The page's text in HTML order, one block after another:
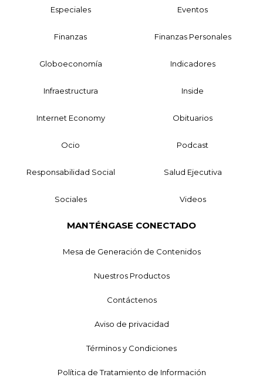
Especiales Eventos
Finanzas Finanzas Personales
Globoeconomía Indicadores
Infraestructura Inside
Internet Economy Obituarios
Ocio Podcast
Responsabilidad Social Salud Ejecutiva
Sociales Videos
MANTÉNGASE CONECTADO
Mesa de Generación de Contenidos
Nuestros Productos
Contáctenos
Aviso de privacidad
Términos y Condiciones
Política de Tratamiento de Información